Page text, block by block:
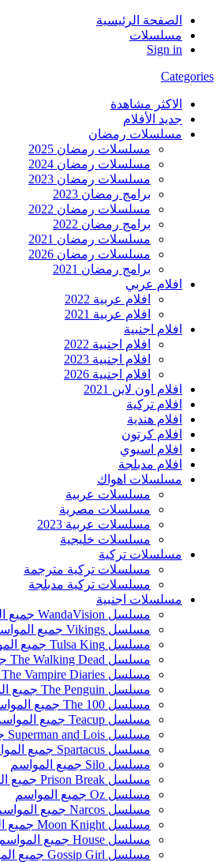
الصفحة الرئيسية
مسلسلات
Sign in
Categories
الاكثر مشاهدة
جديد الأفلام
مسلسلات رمضان
مسلسلات رمضان 2025
مسلسلات رمضان 2024
مسلسلات رمضان 2023
برامج رمضان 2023
مسلسلات رمضان 2022
برامج رمضان 2022
مسلسلات رمضان 2021
مسلسلات رمضان 2026
برامج رمضان 2021
افلام عربي
افلام عربية 2022
افلام عربية 2021
افلام اجنبية
افلام اجنبية 2022
افلام اجنبية 2023
افلام اجنبية 2026
افلام اون لاين 2021
افلام تركية
افلام هندية
افلام كرتون
افلام اسيوي
افلام مدبلجة
مسلسلات اهواك
مسلسلات عربية
مسلسلات مصرية
مسلسلات عربية 2023
مسلسلات خليجية
مسلسلات تركية
مسلسلات تركية مترجمة
مسلسلات تركية مدبلجة
مسلسلات اجنبية
مسلسل WandaVision جميع المواسم
مسلسل Vikings جميع المواسم
مسلسل Tulsa King جميع المواسم
مسلسل The Walking Dead جميع المواسم
مسلسل The Vampire Diaries جميع المواسم
مسلسل The Penguin جميع المواسم
مسلسل The 100 جميع المواسم
مسلسل Teacup جميع المواسم
مسلسل Superman and Lois جميع المواسم
مسلسل Spartacus جميع المواسم
مسلسل Silo جميع المواسم
مسلسل Prison Break جميع المواسم
مسلسل Oz جميع المواسم
مسلسل Narcos جميع المواسم
مسلسل Moon Knight جميع المواسم
مسلسل House جميع المواسم
مسلسل Gossip Girl جميع المواسم